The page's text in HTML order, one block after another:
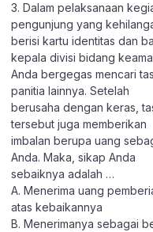
3. Dalam pelaksanaan
pengunjung yang
berisi kartu identitas dan
kepala divisi bidang
Anda bergegas mencari
panitia lainnya. Setelah
berusaha dengan keras,
tersebut juga memberikan
imbalan berupa uang
Anda. Maka, sikap Anda
sebaiknya adalah …
A. Menerima uang
atas kebaikannya
B. Menerimanya sebagai